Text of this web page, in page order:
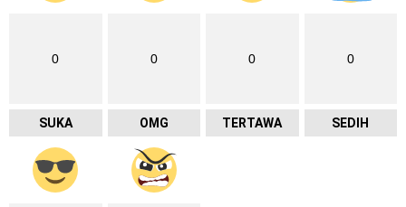
0
SUKA
0
OMG
0
TERTAWA
0
SEDIH